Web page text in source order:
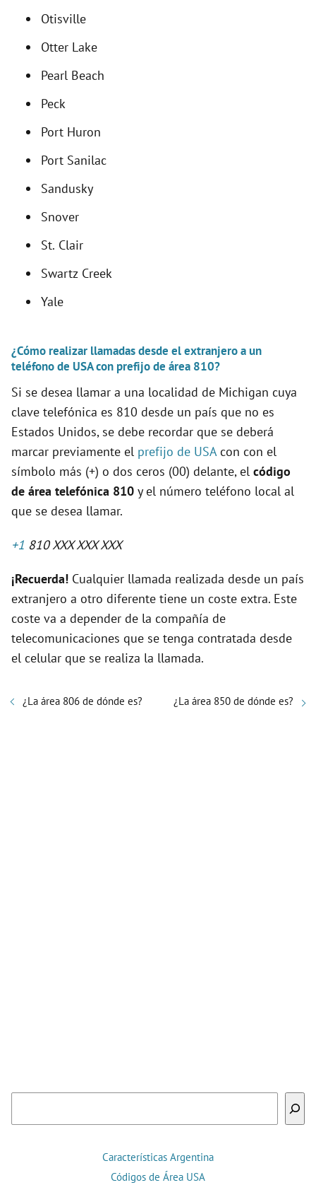
Otisville
Otter Lake
Pearl Beach
Peck
Port Huron
Port Sanilac
Sandusky
Snover
St. Clair
Swartz Creek
Yale
¿Cómo realizar llamadas desde el extranjero a un
teléfono de USA con prefijo de área 810?
Si se desea llamar a una localidad de Michigan cuya
clave telefónica es 810 desde un país que no es
Estados Unidos, se debe recordar que se deberá
marcar previamente el prefijo de USAcon con el
símbolo más (+) o dos ceros (00) delante, el código
de área telefónica 810 y el número teléfono local al
que se desea llamar.
+1 810 XXX XXX XXX
¡Recuerda! Cualquier llamada realizada desde un país
extranjero a otro diferente tiene un coste extra. Este
coste va a depender de la compañía de
telecomunicaciones que se tenga contratada desde
el celular que se realiza la llamada.
¿La área 806 de dónde es? ¿La área 850 de dónde es?
Características Argentina
Códigos de Área USA